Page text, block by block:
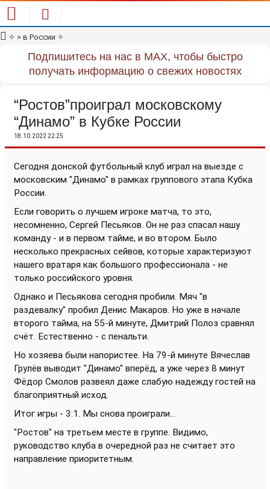
✧ > в России ✧
Подпишитесь на нас в MAX, чтобы быстро
получать информацию о свежих новостях
“Ростов”проиграл московскому
“Динамо” в Кубке России
18.10.2022 22:25
Сегодня донской футбольный клуб играл на выезде с
московским "Динамо" в рамках группового этапа Кубка
России.
Если говорить о лучшем игроке матча, то это,
несомненно, Сергей Песьяков. Он не раз спасал нашу
команду - и в первом тайме, и во втором. Было
несколько прекрасных сейвов, которые характеризуют
нашего вратаря как большого профессионала - не
только российского уровня.
Однако и Песьякова сегодня пробили. Мяч "в
раздевалку" пробил Денис Макаров. Но уже в начале
второго тайма, на 55-й минуте, Дмитрий Полоз сравнял
счёт. Естественно - с пенальти.
Но хозяева были напористее. На 79-й минуте Вячеслав
Грулёв выводит "Динамо" вперёд, а уже через 8 минут
Фёдор Смолов развеял даже слабую надежду гостей на
благоприятный исход.
Итог игры - 3:1. Мы снова проиграли...
"Ростов" на третьем месте в группе. Видимо,
руководство клуба в очередной раз не считает это
направление приоритетным.